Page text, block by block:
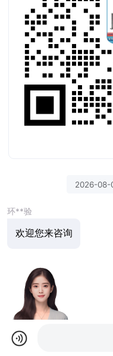
2026-08-
环**验
欢迎您来咨询